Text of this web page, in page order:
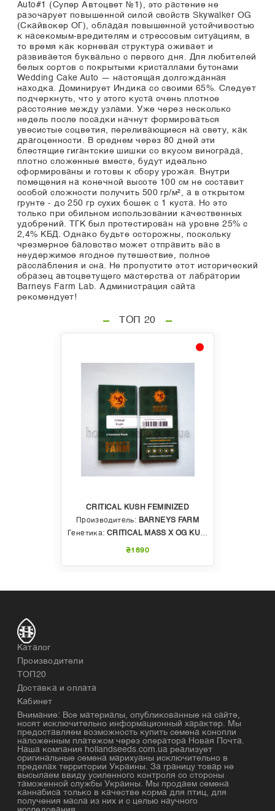
Auto#1 (Супер Автоцвет №1), это растение не
разочарует повышенной силой свойств Skywalker OG
(Скайвокер ОГ), обладая повышенной устойчивостью
к насекомым-вредителям и стрессовым ситуациям, в
то время как корневая структура оживает и
развивается буквально с первого дня. Для любителей
белых сортов с покрытыми кристаллами бутонами
Wedding Cake Auto — настоящая долгожданная
находка. Доминирует Индика со своими 65%. Следует
подчеркнуть, что у этого куста очень плотное
расстояние между узлами. Уже через несколько
недель после посадки начнут формироваться
увесистые соцветия, переливающиеся на свету, как
драгоценности. В среднем через 80 дней эти
блестящие гигантские шишки со вкусом винограда,
плотно сложенные вместе, будут идеально
сформированы и готовы к сбору урожая. Внутри
помещения на конечной высоте 100 см не составит
особой сложности получить 500 гр/м², а в открытом
грунте - до 250 гр сухих бошек с 1 куста. Но это
только при обильном использовании качественных
удобрений. ТГК был протестирован на уровне 25% с
2,4% КБД. Однако будьте осторожны, поскольку
чрезмерное баловство может отправить вас в
неудержимое ягодное путешествие, полное
расслабления и сна. Не пропустите этот исторический
образец автоцветущего мастерства от лабратории
Barneys Farm Lab. Администрация сайта
рекомендует!
ТОП 20
CRITICAL KUSH FEMINIZED
Производитель: BARNEYS FARM
Генетика: CRITICAL MASS X OG KUSH
₴1890
Каталог
Производители
ТОП20
Доставка и оплата
Кабинет
Внимание: Все материалы, опубликованные на сайте,
носят исключительно информационный характер. Мы
предоставляем возможность купить семена конопли
наложенным платежом через оператора Новая Почта.
Наша компания hollandseeds.com.ua реализует
оригинальные семена марихуаны исключительно в
пределах территории Украины. За границу товар не
высылаем ввиду усиленного контроля со стороны
таможенной службы Украины. Мы продаем семена
каннабиса только в качестве корма для птиц, для
получения масла из них и с целью научного